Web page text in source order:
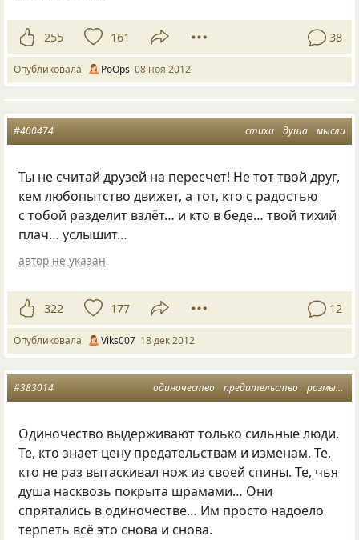
255 161 38
Опубликовала PoOps 08 ноя 2012
стихи душа мысли
#400474
Ты не считай друзей на пересчет! Не тот твой друг,
кем любопытство движет, а тот, кто с радостью
с тобой разделит взлёт… и кто в беде… твой тихий
плач… услышит…
автор не указан
322 177 12
Опубликовала Viks007 18 дек 2012
одиночество предательство размышления
#383014
Одиночество выдерживают только сильные люди.
Те, кто знает цену предательствам и изменам. Те,
кто не раз вытаскивал нож из своей спины. Те, чья
душа насквозь покрыта шрамами… Они
спрятались в одиночестве… Им просто надоело
терпеть всё это снова и снова.